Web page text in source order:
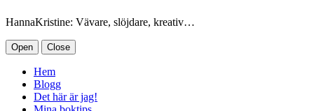
HannaKristine: Vävare, slöjdare, kreativ…
Open Close
Hem
Blogg
Det här är jag!